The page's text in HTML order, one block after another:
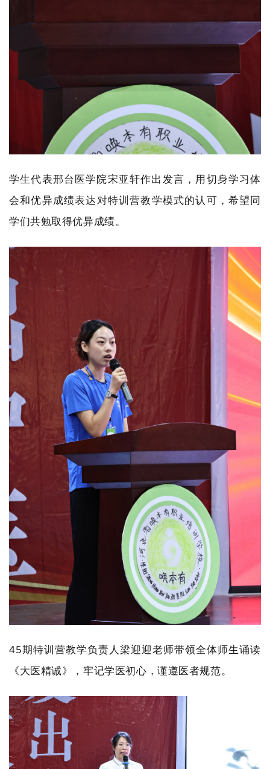
学生代表邢台医学院宋亚轩作出发言，用切身学习体
会和优异成绩表达对特训营教学模式的认可，希望同
学们共勉取得优异成绩。
45期特训营教学负责人梁迎迎老师带领全体师生诵读
《大医精诚》，牢记学医初心，谨遵医者规范。